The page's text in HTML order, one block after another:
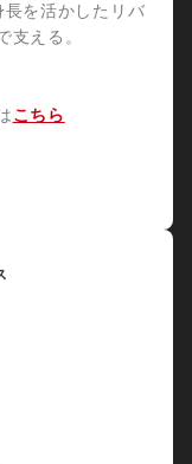
を活かしたリバ
支える。
こちら